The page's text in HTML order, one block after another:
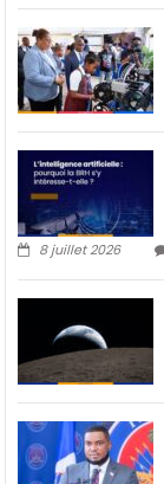
8 juillet 2026